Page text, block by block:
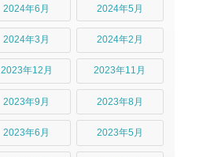
2024年6月 2024年5月
2024年3月 2024年2月
2023年12月 2023年11月
2023年9月 2023年8月
2023年6月 2023年5月